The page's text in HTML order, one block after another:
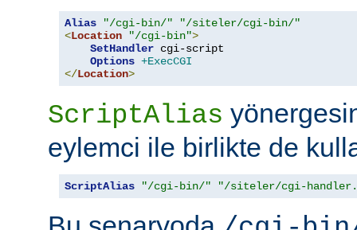
Alias "/cgi-bin/"
"/siteler/cgi-bin/"
<Location "/cgi-bin">
SetHandler cgi-script
Options +ExecCGI
</Location>
ScriptAlias
eylemci ile birlikte de
ScriptAlias "/cgi-bin/" "/siteler/cgi-